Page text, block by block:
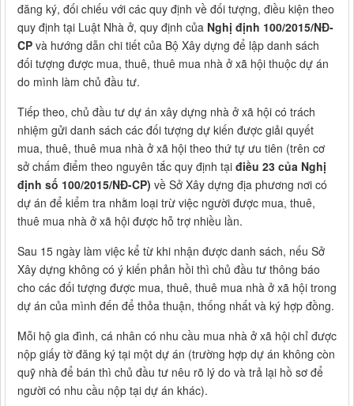
đăng ký, đối chiếu với các quy định về đối tượng, điều kiện theo
quy định tại Luật Nhà ở, quy định của Nghị định 100/2015/NĐ-
CP và hướng dẫn chi tiết của Bộ Xây dựng để lập danh sách
đối tượng được mua, thuê, thuê mua nhà ở xã hội thuộc dự án
do mình làm chủ đầu tư.
Tiếp theo, chủ đầu tư dự án xây dựng nhà ở xã hội có trách
nhiệm gửi danh sách các đối tượng dự kiến được giải quyết
mua, thuê, thuê mua nhà ở xã hội theo thứ tự ưu tiên (trên cơ
sở chấm điểm theo nguyên tắc quy định tại điều 23 của Nghị
định số 100/2015/NĐ-CP) về Sở Xây dựng địa phương nơi có
dự án để kiểm tra nhằm loại trừ việc người được mua, thuê,
thuê mua nhà ở xã hội được hỗ trợ nhiều lần.
Sau 15 ngày làm việc kể từ khi nhận được danh sách, nếu Sở
Xây dựng không có ý kiến phản hồi thì chủ đầu tư thông báo
cho các đối tượng được mua, thuê, thuê mua nhà ở xã hội trong
dự án của mình đến để thỏa thuận, thống nhất và ký hợp đồng.
Mỗi hộ gia đình, cá nhân có nhu cầu mua nhà ở xã hội chỉ được
nộp giấy tờ đăng ký tại một dự án (trường hợp dự án không còn
quỹ nhà để bán thì chủ đầu tư nêu rõ lý do và trả lại hồ sơ để
người có nhu cầu nộp tại dự án khác).